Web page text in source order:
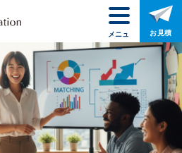
メニュ
ー
お見積